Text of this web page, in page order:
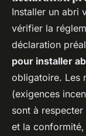
Installer un abri
vérifier la
déclaration
pour installer
obligatoire. Les
(exigences
sont à
et la